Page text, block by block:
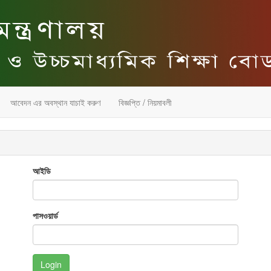
আবেদন এর অবস্থান যাচাই করুণ বিজ্ঞপ্তি / নিয়মাবলী
আইডি
পাসওয়ার্ড